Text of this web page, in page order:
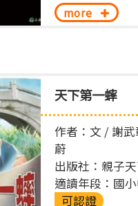
more
天下第一蟀
作者：文 / 謝
蔚
出版社：親子
適讀年段：國
可認證